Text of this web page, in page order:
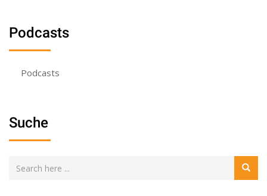
Podcasts
Podcasts
Suche